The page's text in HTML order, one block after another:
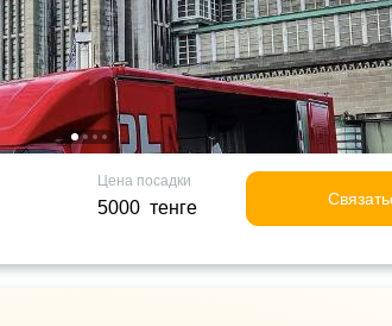
Цена посадки
5000 тенге